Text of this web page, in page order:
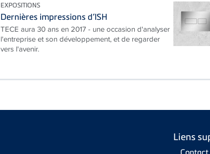
EXPOSITIONS
Dernières impressions d’ISH
TECE aura 30 ans en 2017 - une occasion d'analyser
l'entreprise et son développement, et de regarder
vers l'avenir.
Liens